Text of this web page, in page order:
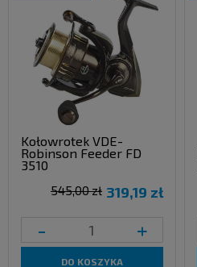
Kołowrotek VDE-
Robinson Feeder FD
3510
319,19 zł
545,00 zł
- +
DO KOSZYKA